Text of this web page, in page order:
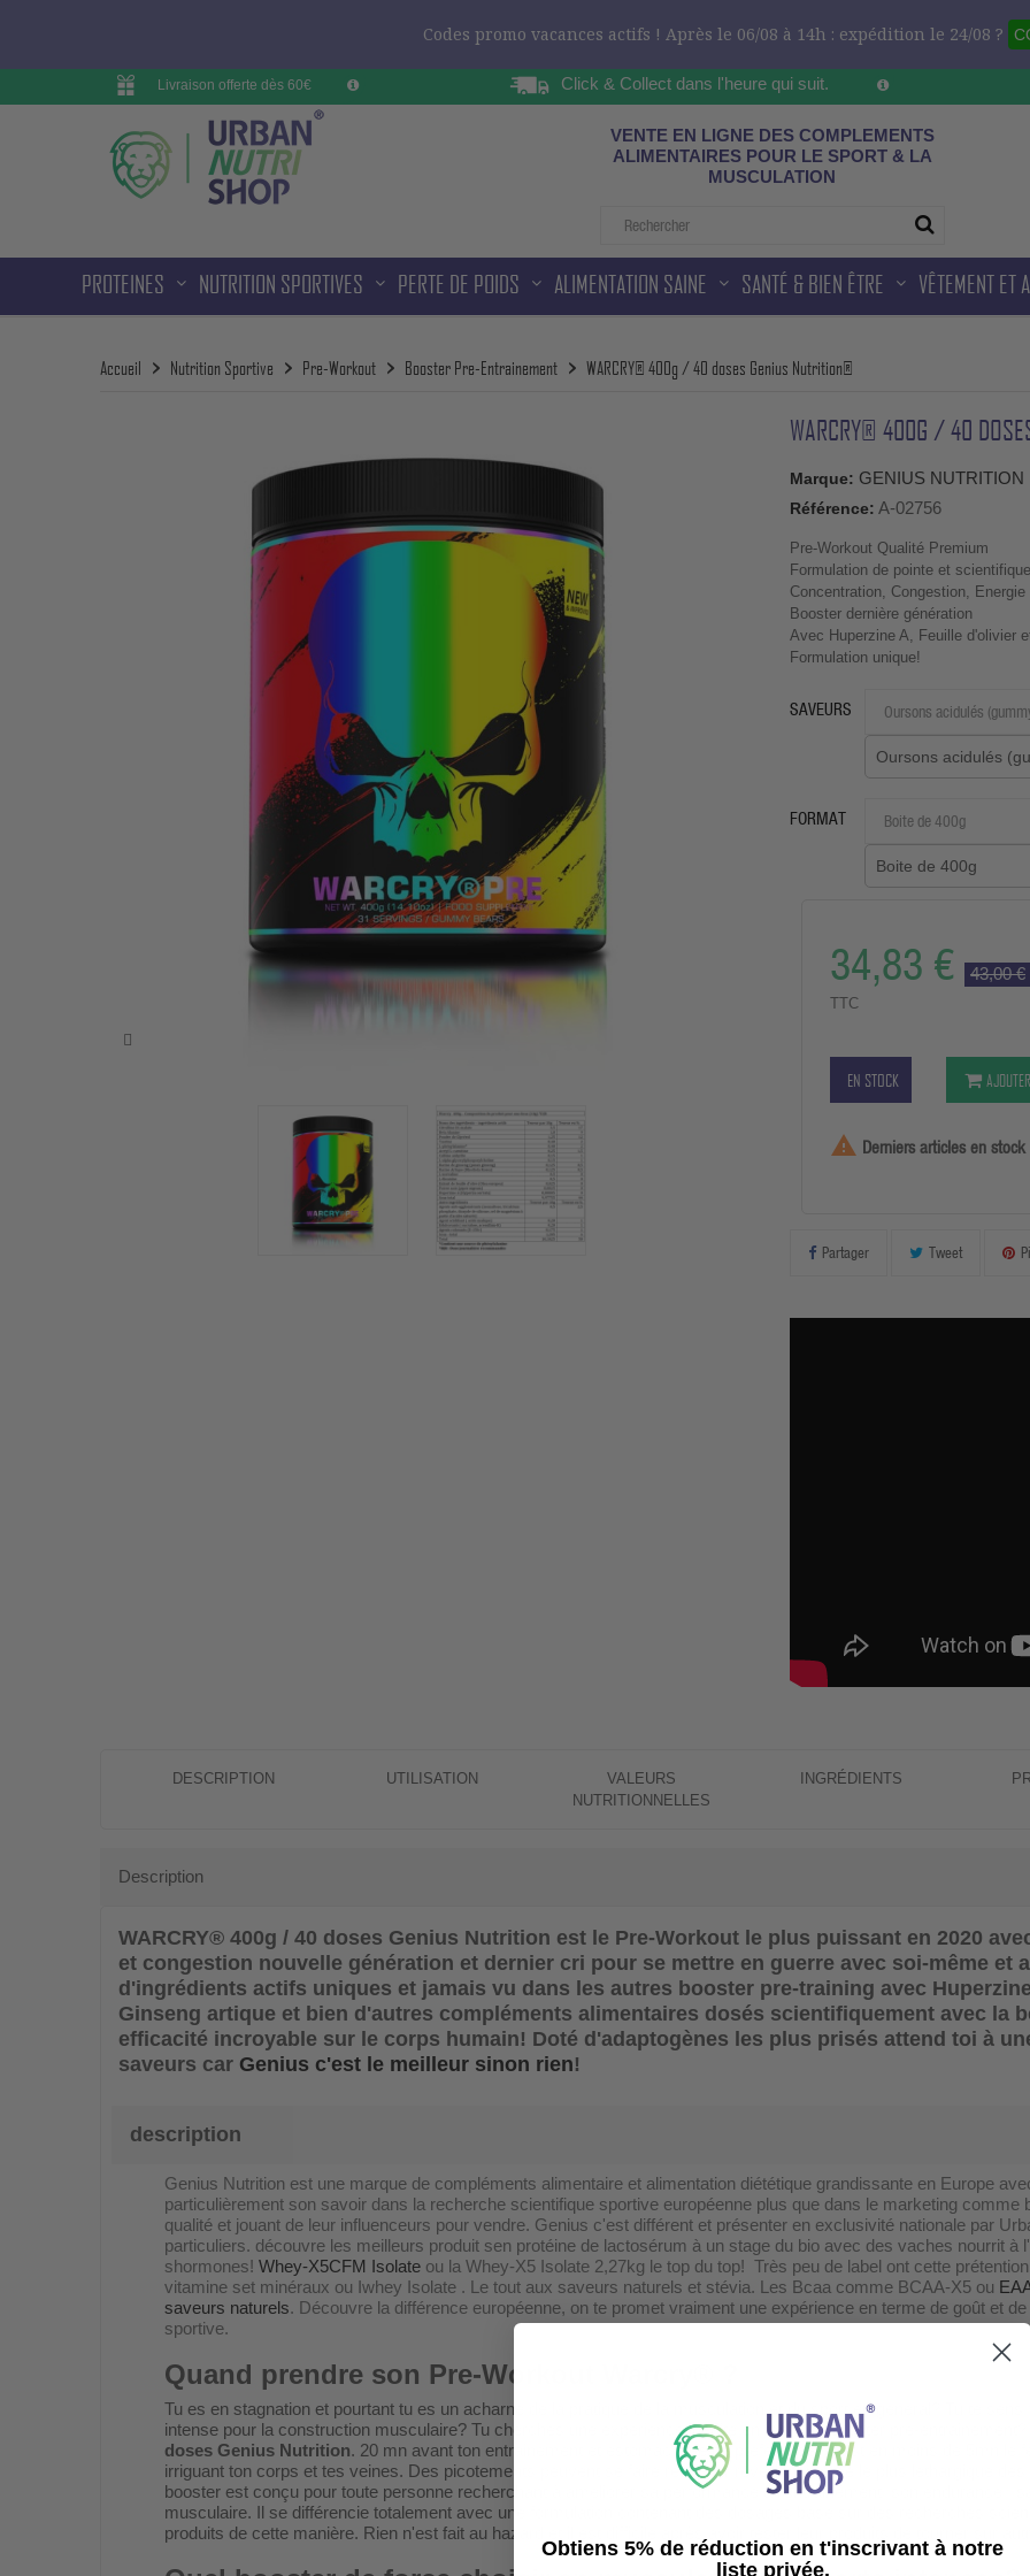
Codes promo vacances actifs ! Après le 06/08 à 14h : expédition le 24/08 ?
Livraison offerte dès 60€ Click & Collect dans l'heure qui suit.
Sur les horaires
VENTE EN LIGNE DES COMPLEMENTS
ALIMENTAIRES POUR LE SPORT & LA
MUSCULATION
PROTEINES NUTRITION SPORTIVES PERTE DE POIDS ALIMENTATION SAINE SANTÉ & BIEN ÊTRE VÊTEMENT ET
Accueil Nutrition Sportive Pre-Workout Booster Pre-Entrainement WARCRY® 400g / 40 doses Genius Nutrition®
WARCRY® 400G / 40
Marque: GENIUS NUTRITION
Référence: A-02756
Pre-Workout Qualité Premium
Formulation de pointe et scientifique
Concentration, Congestion, Energie
Booster dernière génération
Avec Huperzine A, Feuille d'olivier
Formulation unique!
SAVEURS
Oursons acidulés
FORMAT
Boite de 400g
34,83 € 43,00 €
TTC
EN STOCK
 Derniers articles en stock
Partager Tweet
DESCRIPTION UTILISATION
VALEURS
NUTRITIONNELLES
INGRÉDIENTS
Description
WARCRY® 400g / 40 doses Genius Nutrition est le Pre-Workout le plus puissant en 2020
et congestion nouvelle génération et dernier cri pour se mettre en guerre avec soi-même et
d'ingrédients actifs uniques et jamais vu dans les autres booster pre-training avec
Ginseng artique et bien d'autres compléments alimentaires dosés scientifiquement avec la
efficacité incroyable sur le corps humain! Doté d'adaptogènes les plus prisés attend toi à
saveurs car Genius c'est le meilleur sinon rien!
description
Genius Nutrition est une marque de compléments alimentaire et alimentation diététique grandissante en Europe
particulièrement son savoir dans la recherche scientifique sportive européenne plus que dans le marketing
qualité et jouant de leur influenceurs pour vendre. Genius c'est différent et présenter en exclusivité nationale par
particuliers. découvre les meilleurs produit sen protéine de lactosérum à un stage du bio avec des vaches nourrit
shormones! Whey-X5CFM Isolate ou la Whey-X5 Isolate 2,27kg le top du top! Très peu de label ont cette
vitamine set minéraux ou Iwhey Isolate . Le tout aux saveurs naturels et stévia. Les Bcaa comme BCAA-X5 ou
saveurs naturels. Découvre la différence européenne, on te promet vraiment une expérience en terme de goût et
sportive.
Quand prendre son Pre-Workout Warcry® ?
Tu es en stagnation et pourtant tu es un acharné de la pratique de la musculation et du sport en général? Tu te
intense pour la construction musculaire? Tu cherches une expérience inédite en tant que booster pre-
doses Genius Nutrition. 20 mn avant ton entrainement et estomac vide de préférence , c'est en moins de 5mn le
irriguant ton corps et tes veines. Des picotements peuvent se faire ressentir réveillant même le plus léthargique
booster est conçu pour toute personne recherchant à améliorer sa performance à l'entrainement, son endurance ,
musculaire. Il se différencie totalement avec une formulation contenant des dosages basé sur des recherches
produits de cette manière. Rien n'est fait au hazard et il est difficile après avoir tester leur produits de tourner sur
Obtiens 5% de réduction en t'inscrivant à notre
liste privée.